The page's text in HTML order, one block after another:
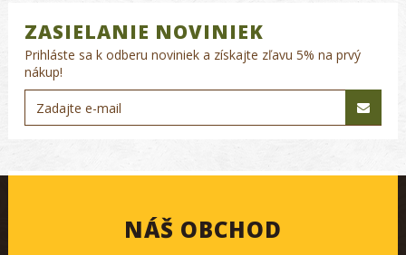
ZASIELANIE NOVINIEK
Prihláste sa k odberu noviniek a získajte zľavu 5% na prvý
nákup!
NÁŠ OBCHOD